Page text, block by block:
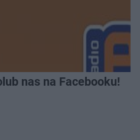
nas na Facebooku!